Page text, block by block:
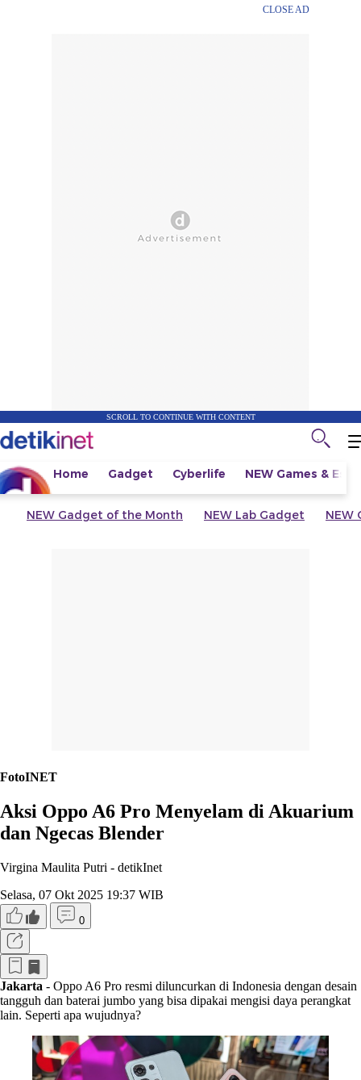
CLOSE AD
SCROLL TO CONTINUE WITH CONTENT
Home Gadget Cyberlife NEW Games &
NEW Gadget of the Month NEW Lab Gadget NEW
FotoINET
Aksi Oppo A6 Pro Menyelam di Akuarium
dan Ngecas Blender
Virgina Maulita Putri - detikInet
Selasa, 07 Okt 2025 19:37 WIB
0
Jakarta - Oppo A6 Pro resmi diluncurkan di Indonesia dengan desain
tangguh dan baterai jumbo yang bisa dipakai mengisi daya perangkat
lain. Seperti apa wujudnya?